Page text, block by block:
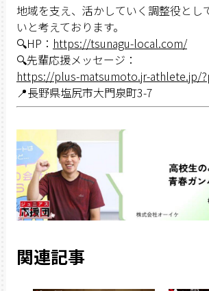
地域を支え、活かしていく調整役とし
いと考えております。
🔍HP： https://tsunagu-local.com/
🔍先輩応援メッセージ：
https://plus-matsumoto.jr-athlete.jp/
📍長野県塩尻市大門泉町3-7
関連記事